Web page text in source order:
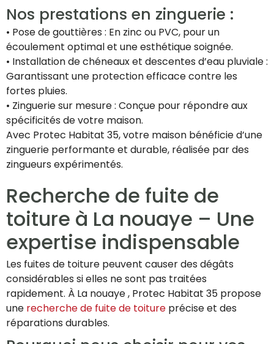
Nos prestations en zinguerie :
• Pose de gouttières : En zinc ou PVC, pour un
écoulement optimal et une esthétique soignée.
• Installation de chéneaux et descentes d’eau pluviale :
Garantissant une protection efficace contre les
fortes pluies.
• Zinguerie sur mesure : Conçue pour répondre aux
spécificités de votre maison.
Avec Protec Habitat 35, votre maison bénéficie d’une
zinguerie performante et durable, réalisée par des
zingueurs expérimentés.
Recherche de fuite de
toiture à La nouaye – Une
expertise indispensable
Les fuites de toiture peuvent causer des dégâts
considérables si elles ne sont pas traitées
rapidement. À La nouaye , Protec Habitat 35 propose
une recherche de fuite de toiture précise et des
réparations durables.